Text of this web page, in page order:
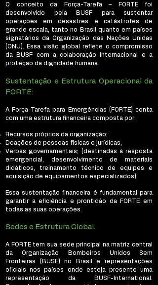
O conceito da Força-Tarefa – FORTE foi
desenvolvido pela BUSF para sustentar
operações em desastres e catástrofes de
grande escala, tanto no Brasil quanto em países
signatários da Organização das Nações Unidas
(ONU). Essa visão global reflete o compromisso
da BUSF com a colaboração internacional e a
proteção da dignidade humana.
Sustentação e Estrutura Operacional da
FORTE:
A Força-Tarefa para Emergências (FORTE) conta
com uma estrutura financeira composta por:
Recursos próprios da organização;
Doações de pessoas físicas e jurídicas;
Verbas governamentais; (destinadas à resposta
emergencial, desenvolvimento de materiais
didáticos, treinamento técnico de equipes e
aquisição de equipamentos especializados).
Essa sustentação financeira é fundamental para
garantir a eficiência e prontidão da FORTE em
todas as suas operações.
Sedes e Estrutura Global:
A FORTE tem sua sede principal na matriz central
da Organização Bombeiros Unidos Sem
Fronteiras (BUSF) no Brasil e representações
oficiais nos países onde esteja presente uma
representação da BUSF-International.